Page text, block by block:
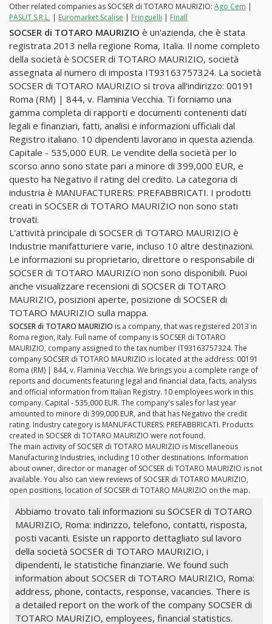
Other related companies as SOCSER di TOTARO MAURIZIO: Ago Cem |
PASUT S.R.L. | Euromarket Scalise | Fringuelli | Finall
SOCSER di TOTARO MAURIZIO è un'azienda, che è stata
registrata 2013 nella regione Roma, Italia. Il nome completo
della società è SOCSER di TOTARO MAURIZIO, società
assegnata al numero di imposta IT93163757324. La società
SOCSER di TOTARO MAURIZIO si trova all'indirizzo: 00191
Roma (RM) | 844, v. Flaminia Vecchia. Ti forniamo una
gamma completa di rapporti e documenti contenenti dati
legali e finanziari, fatti, analisi e informazioni ufficiali dal
Registro italiano. 10 dipendenti lavorano in questa azienda.
Capitale - 535,000 EUR. Le vendite della società per lo
scorso anno sono state pari a minore di 399,000 EUR, e
questo ha Negativo il rating del credito. La categoria di
industria è MANUFACTURERS: PREFABBRICATI. I prodotti
creati in SOCSER di TOTARO MAURIZIO non sono stati
trovati.
L'attività principale di SOCSER di TOTARO MAURIZIO è
Industrie manifatturiere varie, incluso 10 altre destinazioni.
Le informazioni su proprietario, direttore o responsabile di
SOCSER di TOTARO MAURIZIO non sono disponibili. Puoi
anche visualizzare recensioni di SOCSER di TOTARO
MAURIZIO, posizioni aperte, posizione di SOCSER di
TOTARO MAURIZIO sulla mappa.
SOCSER di TOTARO MAURIZIO is a company, that was registered 2013 in
Roma region, Italy. Full name of company is SOCSER di TOTARO
MAURIZIO, company assigned to the tax number IT93163757324. The
company SOCSER di TOTARO MAURIZIO is located at the address: 00191
Roma (RM) | 844, v. Flaminia Vecchia. We brings you a complete range of
reports and documents featuring legal and financial data, facts, analysis
and official information from Italian Registry. 10 employees work in this
company. Capital - 535,000 EUR. The company's sales for last year
amounted to minore di 399,000 EUR, and that has Negativo the credit
rating. Industry category is MANUFACTURERS: PREFABBRICATI. Products
created in SOCSER di TOTARO MAURIZIO were not found.
The main activity of SOCSER di TOTARO MAURIZIO is Miscellaneous
Manufacturing Industries, including 10 other destinations. Information
about owner, director or manager of SOCSER di TOTARO MAURIZIO is not
available. You also can view reviews of SOCSER di TOTARO MAURIZIO,
open positions, location of SOCSER di TOTARO MAURIZIO on the map.
Abbiamo trovato tali informazioni su SOCSER di TOTARO
MAURIZIO, Roma: indirizzo, telefono, contatti, risposta,
posti vacanti. Esiste un rapporto dettagliato sul lavoro
della società SOCSER di TOTARO MAURIZIO, i
dipendenti, le statistiche finanziarie. We found such
information about SOCSER di TOTARO MAURIZIO, Roma:
address, phone, contacts, response, vacancies. There is
a detailed report on the work of the company SOCSER di
TOTARO MAURIZIO, employees, financial statistics.